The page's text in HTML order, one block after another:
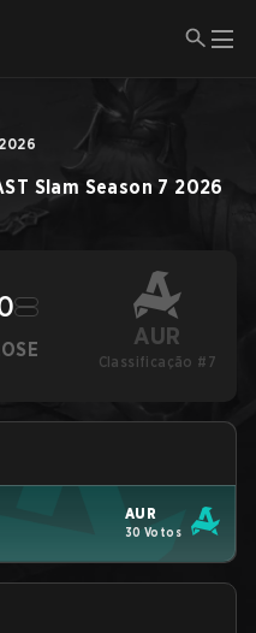
Slam Season 7 2026
AUR
Classificação #7
AUR
30 Votos